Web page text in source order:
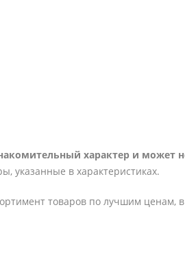
характер и может
указанные в характеристиках.
товаров по лучшим ценам,